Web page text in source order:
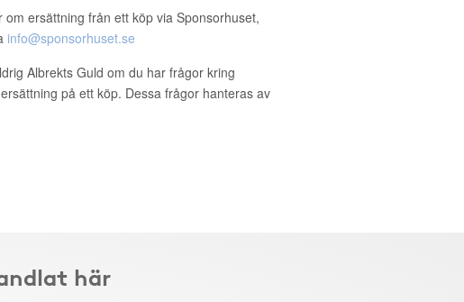
om ersättning från ett köp via Sponsorhuset,
info@sponsorhuset.se
Albrekts Guld om du har frågor kring
på ett köp. Dessa frågor hanteras av
här